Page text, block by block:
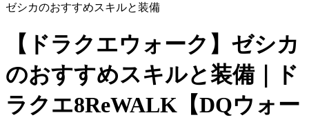
ゼシカのおすすめスキルと装備
【ドラクエウォーク】ゼシカ
のおすすめスキルと装備｜ド
ラクエ8ReWALK【DQウォー